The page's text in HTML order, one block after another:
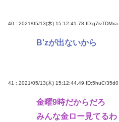
40 : 2021/05/13(木) 15:12:41.78 ID:g7ivTDMxa
B'zが出ないから
41 : 2021/05/13(木) 15:12:44.49 ID:5huC/35d0
金曜9時だからだろ
みんな金ロー見てるわ